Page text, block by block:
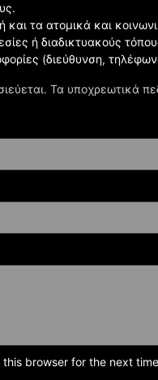
Τα υποχρεωτικά
και τα ατομικά και
ή διαδικτυακούς
(διεύθυνση,
this browser for the next